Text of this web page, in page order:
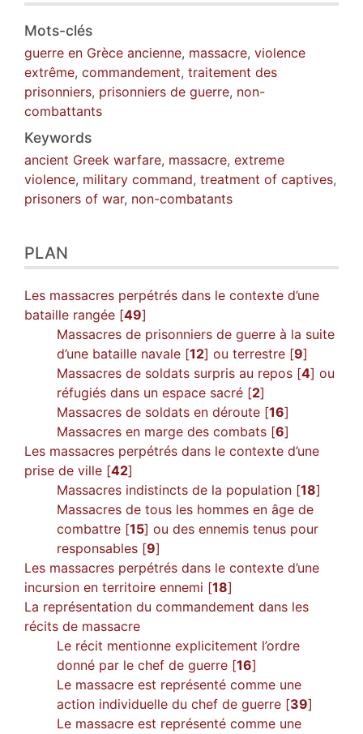
Mots-clés
guerre en Grèce ancienne, massacre, violence
extrême, commandement, traitement des
prisonniers, prisonniers de guerre, non-
combattants
Keywords
ancient Greek warfare, massacre, extreme
violence, military command, treatment of captives,
prisoners of war, non-combatants
PLAN
Les massacres perpétrés dans le contexte d’une
bataille rangée [49]
Massacres de prisonniers de guerre à la suite
d’une bataille navale [12] ou terrestre [9]
Massacres de soldats surpris au repos [4] ou
réfugiés dans un espace sacré [2]
Massacres de soldats en déroute [16]
Massacres en marge des combats [6]
Les massacres perpétrés dans le contexte d’une
prise de ville [42]
Massacres indistincts de la population [18]
Massacres de tous les hommes en âge de
combattre [15] ou des ennemis tenus pour
responsables [9]
Les massacres perpétrés dans le contexte d’une
incursion en territoire ennemi [18]
La représentation du commandement dans les
récits de massacre
Le récit mentionne explicitement l’ordre
donné par le chef de guerre [16]
Le massacre est représenté comme une
action individuelle du chef de guerre [39]
Le massacre est représenté comme une